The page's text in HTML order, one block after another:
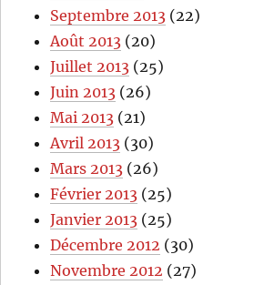
Septembre 2013 (22)
Août 2013 (20)
Juillet 2013 (25)
Juin 2013 (26)
Mai 2013 (21)
Avril 2013 (30)
Mars 2013 (26)
Février 2013 (25)
Janvier 2013 (25)
Décembre 2012 (30)
Novembre 2012 (27)